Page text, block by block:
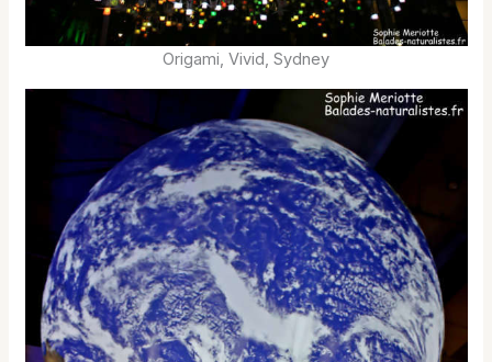
Origami, Vivid, Sydney